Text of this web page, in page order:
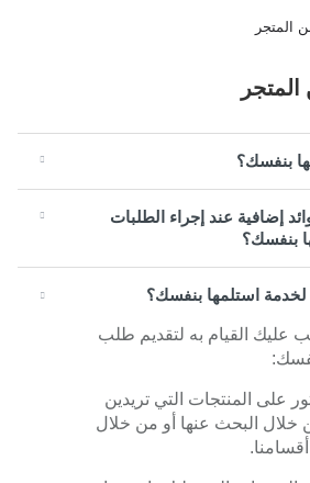
المتجر
بنفسك؟
إضافية عند إجراء الطلبات
بنفسك؟
استلمها بنفسك؟
عليك القيام به لتقديم طلب
على المنتجات التي تريدين
خلال البحث عنها أو من خلال